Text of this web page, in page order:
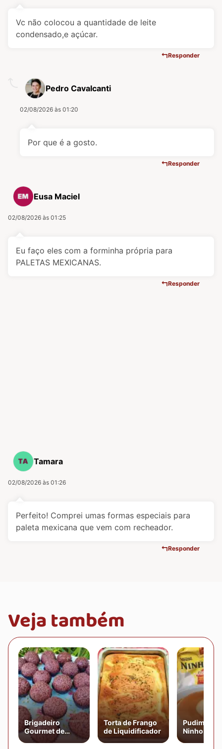
Vc não colocou a quantidade de leite
condensado,e açúcar.
Responder
Pedro Cavalcanti
02/08/2026 às 01:20
Por que é a gosto.
Responder
Eusa Maciel
02/08/2026 às 01:25
Eu faço eles com a forminha própria para
PALETAS MEXICANAS.
Responder
Tamara
02/08/2026 às 01:26
Perfeito! Comprei umas formas especiais para
paleta mexicana que vem com recheador.
Responder
Veja também
Brigadeiro
Gourmet de
Chocolate
Torta de Frango
de Liquidificador
Pudim de
Ninho